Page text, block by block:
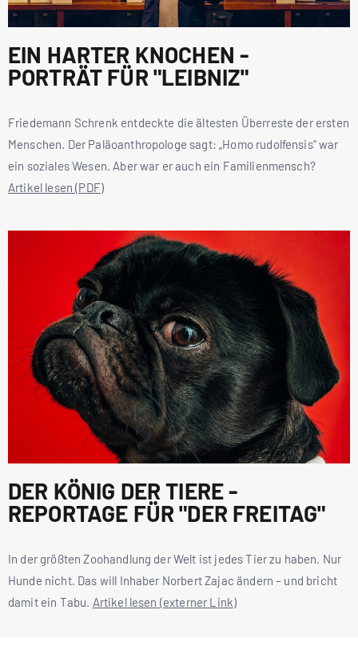
EIN HARTER KNOCHEN -
PORTRÄT FÜR "LEIBNIZ"
Friedemann Schrenk entdeckte die ältesten Überreste der ersten
Menschen. Der Paläoanthropologe sagt: „Homo rudolfensis“ war
ein soziales Wesen. Aber war er auch ein Familienmensch?
Artikel lesen (PDF)
DER KÖNIG DER TIERE -
REPORTAGE FÜR "DER FREITAG"
In der größten Zoohandlung der Welt ist jedes Tier zu haben. Nur
Hunde nicht. Das will Inhaber Norbert Zajac ändern – und bricht
damit ein Tabu. Artikel lesen (externer Link)